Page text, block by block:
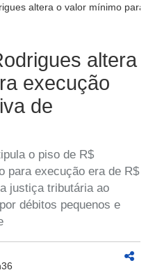
altera o valor mínimo
altera
execução
de
o piso de R$
para execução era de R$
justiça tributária ao
débitos pequenos e